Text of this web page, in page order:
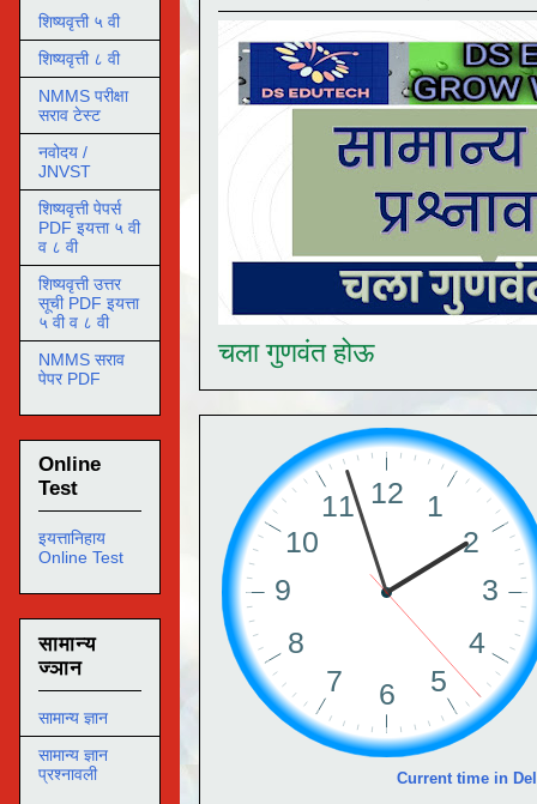
चला गुणवंत होऊ
Current time in
शिष्यवृत्ती ५ वी
शिष्यवृत्ती ८ वी
NMMS परीक्षा
सराव टेस्ट
नवोदय /
JNVST
शिष्यवृत्ती पेपर्स
PDF इयत्ता ५ वी
व ८ वी
शिष्यवृत्ती उत्तर
सूची PDF इयत्ता
५ वी व ८ वी
NMMS सराव
पेपर PDF
Online
Test
इयत्तानिहाय
Online Test
सामान्य
ज्ञान
सामान्य ज्ञान
सामान्य ज्ञान
प्रश्नावली